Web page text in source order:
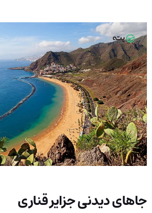
جاهای دیدنی جزایر قناری